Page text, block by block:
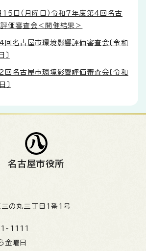
日（月曜日）令和7年度第4回名古
価審査会＜開催結果＞
名古屋市環境影響評価審査会〔令和
名古屋市環境影響評価審査会〔令和
〕
名古屋市役所
の丸三丁目1番1号
1111
金曜日